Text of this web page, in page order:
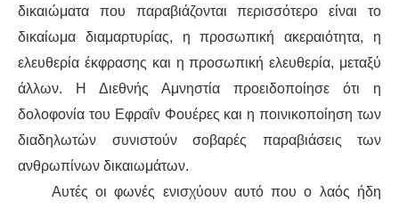
δικαιώματα που παραβιάζονται περισσότερο είναι το
δικαίωμα διαμαρτυρίας, η προσωπική ακεραιότητα, η
ελευθερία έκφρασης και η προσωπική ελευθερία, μεταξύ
άλλων. Η Διεθνής Αμνηστία προειδοποίησε ότι η
δολοφονία του Εφραΐν Φουέρες και η ποινικοποίηση των
διαδηλωτών συνιστούν σοβαρές παραβιάσεις των
ανθρωπίνων δικαιωμάτων.
Αυτές οι φωνές ενισχύουν αυτό που ο λαός ήδη